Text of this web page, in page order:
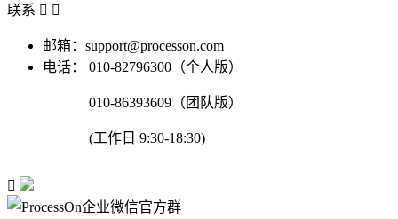
联系  
邮箱：support@processon.com
电话：
010-82796300（个人版）
010-86393609（团队版）
(工作日 9:30-18:30)
